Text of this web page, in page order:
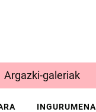
Argazki-galeriak
INGURUMENA